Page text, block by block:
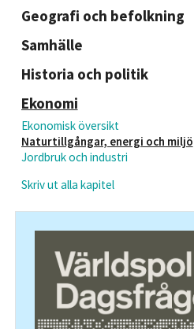
Geografi och befolkning
Samhälle
Historia och politik
Ekonomi
Ekonomisk översikt
Naturtillgångar, energi och miljö
Jordbruk och industri
Skriv ut alla kapitel